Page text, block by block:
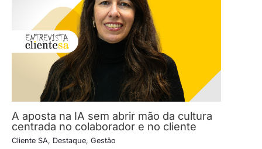
A aposta na IA sem abrir mão da cultura
centrada no colaborador e no cliente
Cliente SA, Destaque, Gestão